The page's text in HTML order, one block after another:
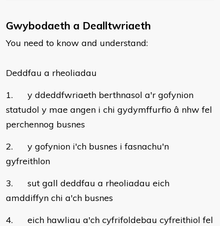
Gwybodaeth a Dealltwriaeth
You need to know and understand:
Deddfau a rheoliadau
1. y ddeddfwriaeth berthnasol a'r gofynion
statudol y mae angen i chi gydymffurfio â nhw fel
perchennog busnes
2. y gofynion i'ch busnes i fasnachu'n
gyfreithlon
3. sut gall deddfau a rheoliadau eich
amddiffyn chi a'ch busnes
4. eich hawliau a'ch cyfrifoldebau cyfreithiol fel